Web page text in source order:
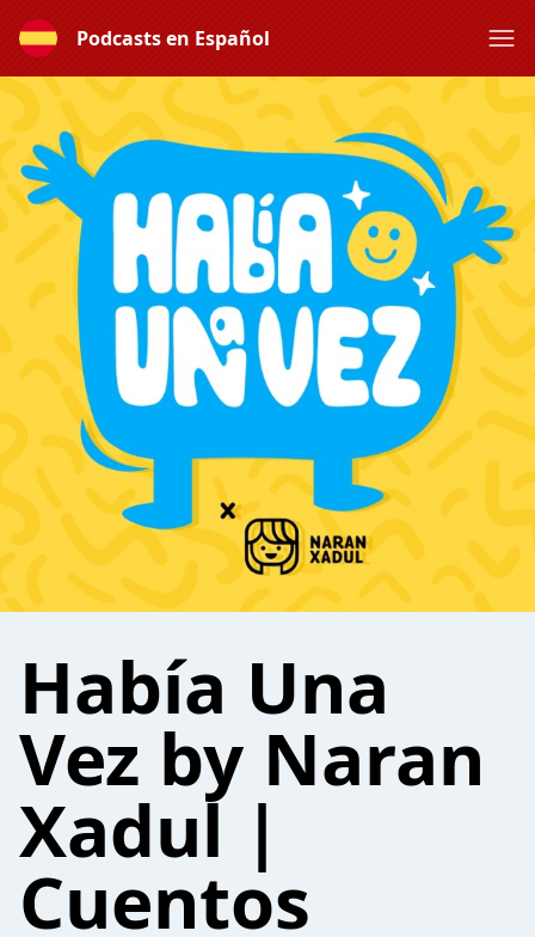
Podcasts en Español
Había Una
Vez by Naran
Xadul |
Cuentos